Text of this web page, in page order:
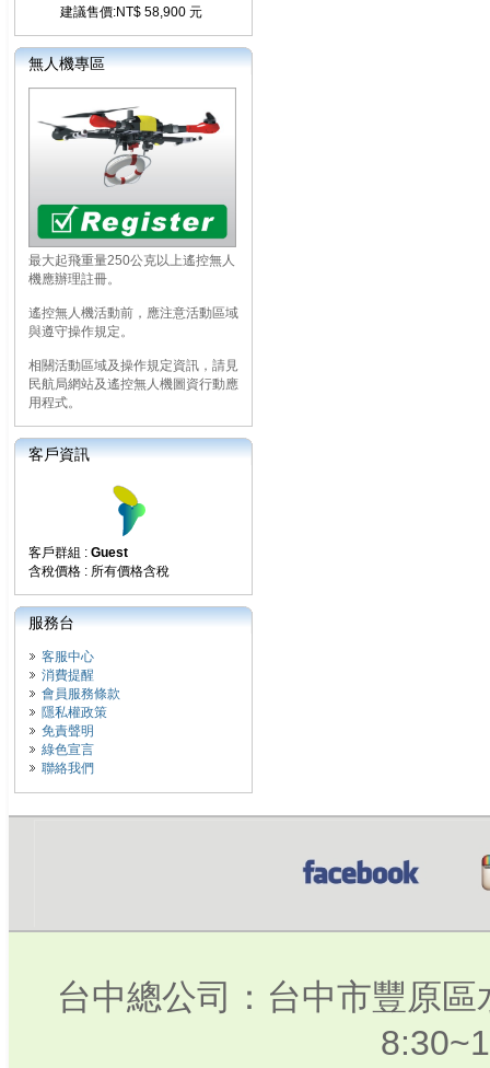
建議售價:NT$ 58,900 元
無人機專區
最大起飛重量250公克以上遙控無人
機應辦理註冊。
遙控無人機活動前，應注意活動區域
與遵守操作規定。
相關活動區域及操作規定資訊，請見
民航局網站及遙控無人機圖資行動應
用程式。
客戶資訊
客戶群組 : Guest
含稅價格 : 所有價格含稅
服務台
客服中心
消費提醒
會員服務條款
隱私權政策
免責聲明
綠色宣言
聯絡我們
台中總公司：台中市豐原